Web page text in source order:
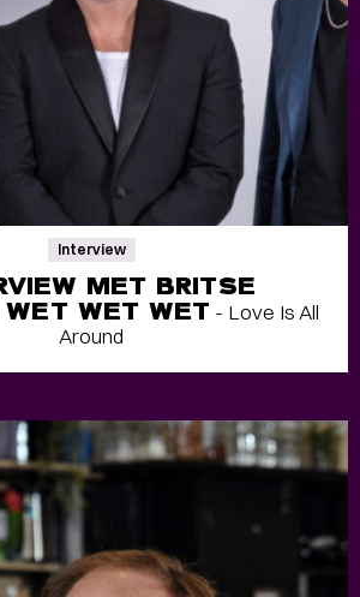
Interview
MET BRITSE
WET WET - Love Is All
Around